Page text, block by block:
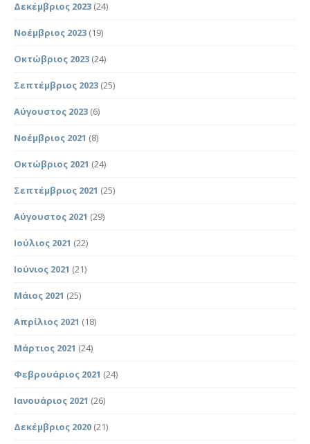
Δεκέμβριος 2023 (24)
Νοέμβριος 2023 (19)
Οκτώβριος 2023 (24)
Σεπτέμβριος 2023 (25)
Αύγουστος 2023 (6)
Νοέμβριος 2021 (8)
Οκτώβριος 2021 (24)
Σεπτέμβριος 2021 (25)
Αύγουστος 2021 (29)
Ιούλιος 2021 (22)
Ιούνιος 2021 (21)
Μάιος 2021 (25)
Απρίλιος 2021 (18)
Μάρτιος 2021 (24)
Φεβρουάριος 2021 (24)
Ιανουάριος 2021 (26)
Δεκέμβριος 2020 (21)